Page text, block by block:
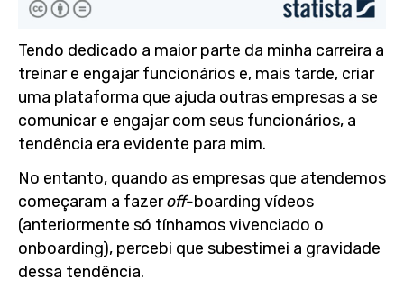
Tendo dedicado a maior parte da minha carreira a
treinar e engajar funcionários e, mais tarde, criar
uma plataforma que ajuda outras empresas a se
comunicar e engajar com seus funcionários, a
tendência era evidente para mim.
No entanto, quando as empresas que atendemos
começaram a fazeroff-boarding vídeos
(anteriormente só tínhamos vivenciado o
onboarding), percebi que subestimei a gravidade
dessa tendência.